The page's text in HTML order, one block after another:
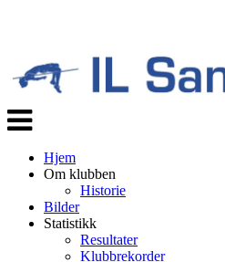
Veksle
navigasjon
Hjem
Om klubben
Historie
Bilder
Statistikk
Resultater
Klubbrekorder